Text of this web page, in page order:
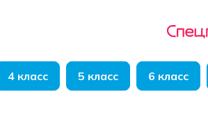
4 класс 5 класс 6 класс